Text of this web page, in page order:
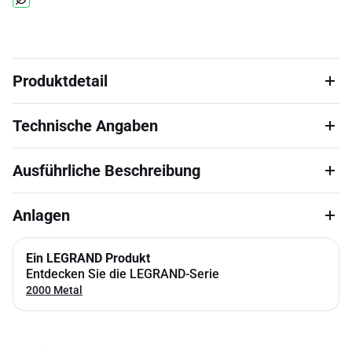
Produktdetail
Technische Angaben
Ausführliche Beschreibung
Anlagen
Ein LEGRAND Produkt
Entdecken Sie die LEGRAND-Serie
2000 Metal